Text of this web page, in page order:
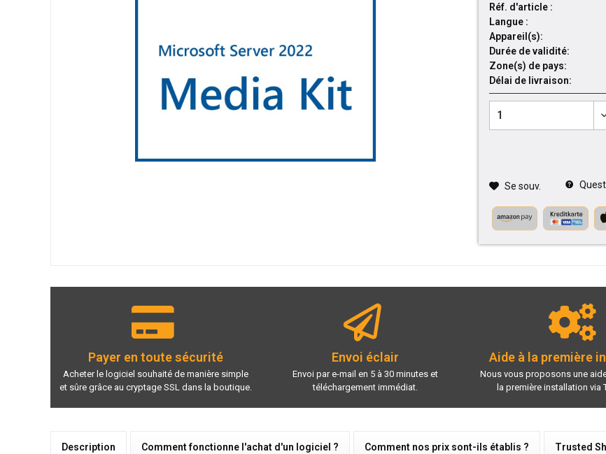
Réf. d'article :
Langue :
Appareil(s):
Durée de validité:
Zone(s) de pays:
Délai de livraison:
Se souv.
Payer en toute sécurité
Acheter le logiciel souhaité de manière simple
et sûre grâce au cryptage SSL dans la boutique.
Envoi éclair
Envoi par e-mail en 5 à 30 minutes et
téléchargement immédiat.
Aide à la première
Nous vous proposons une
la première installation via
Description Comment fonctionne l'achat d'un logiciel ? Comment nos prix sont-ils établis ? Trusted